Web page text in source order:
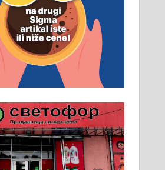
25-28-058
потребан возач са Б
064/02-85-511
два радника за рад на
„Липа промет” у
За више
доћи лично на
у улици Максима
сваког радног дана од
063/465-045